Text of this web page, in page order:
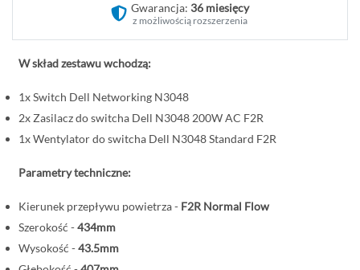
o
Gwarancja: 36 miesięcy
z możliwością rozszerzenia
W skład zestawu wchodzą:
1x Switch Dell Networking N3048
2x Zasilacz do switcha Dell N3048 200W AC F2R
1x Wentylator do switcha Dell N3048 Standard F2R
Parametry techniczne:
Kierunek przepływu powietrza - F2R Normal Flow
Szerokość -434mm
Wysokość -43.5mm